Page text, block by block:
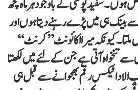
ہوں۔ سفید پوشی کے باوجود ہر ماہ کچھ
بینک ہی میں پڑے رہنے دیتا ہوں اور
کیونکہ میرا اکائونٹ ’’کرنٹ‘‘
تنخواہ آتی ہے جن کے لئے میں لکھتا
الادا ٹیکس رقم بھجوانے سے قبل ہی